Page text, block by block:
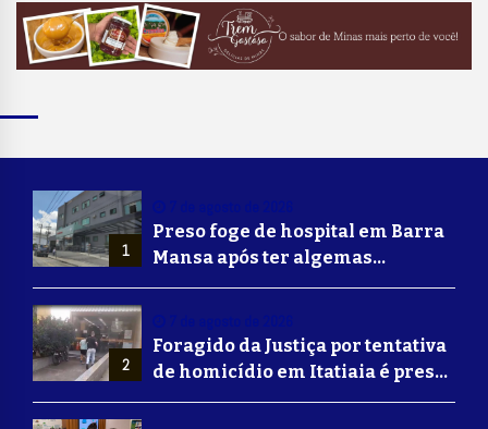
1
Preso foge de hospital em Barra
Mansa após ter algemas
retiradas para usar banheiro
2
Foragido da Justiça por tentativa
de homicídio em Itatiaia é preso
em Volta Redonda